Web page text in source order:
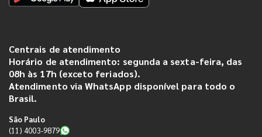
Centrais de atendimento
Horário de atendimento: segunda a sexta-feira, das
08h às 17h (exceto feriados).
Atendimento via WhatsApp disponível para todo o
Brasil.
São Paulo
(11) 4003-9879